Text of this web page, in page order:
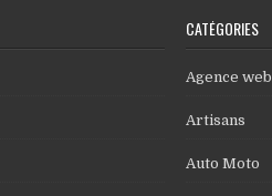
CATÉGORIES
Agence web
Artisans
Auto Moto